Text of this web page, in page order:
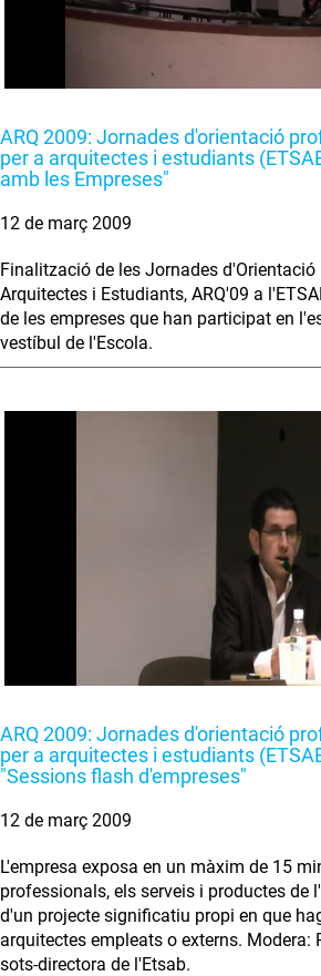
ARQ 2009: Jornades d'orientació
per a arquitectes i estudiants
amb les Empreses"
12 de març 2009
Finalització de les Jornades
Arquitectes i Estudiants, ARQ'09 a
de les empreses que han participat en
vestíbul de l'Escola.
ARQ 2009: Jornades d'orientació
per a arquitectes i estudiants
"Sessions flash d'empreses"
12 de març 2009
L'empresa exposa en un màxim de 15
professionals, els serveis i productes de
d'un projecte significatiu propi en que
arquitectes empleats o externs. Modera:
sots-directora de l'Etsab.